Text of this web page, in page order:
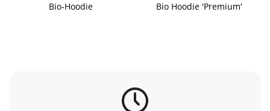
Bio-Hoodie Bio Hoodie 'Premium'